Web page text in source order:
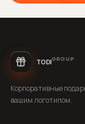
TODIGROUP
Корпоративные
вашим логотипом.